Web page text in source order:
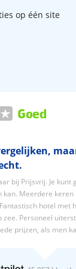
zonder in de
bij ibis
gemak!
op één site
Goed
bij Prijsvrij. Je kunt
kan. Meerdere keren
hotel met
zee. Personeel
prijzen, als men
verwerkt en je wordt